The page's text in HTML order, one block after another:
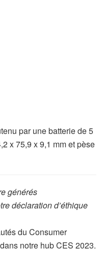
par une batterie de 5
x 75,9 x 9,1 mm et pèse
générés
déclaration d’éthique
du Consumer
notre hub CES 2023.